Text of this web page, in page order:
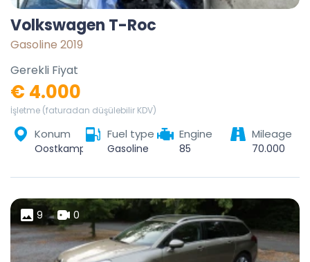
Volkswagen T-Roc
Gasoline 2019
Gerekli Fiyat
€ 4.000
İşletme (faturadan düşülebilir KDV)
Konum Fuel type
Gasoline
Engine
85
Mileage
70.000
9 0